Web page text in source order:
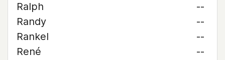
Ralph
--
Randy
--
Rankel
--
René
--